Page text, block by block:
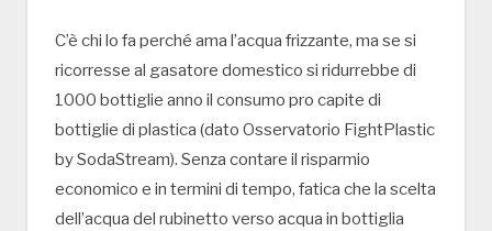
C’è chi lo fa perché ama l’acqua frizzante, ma se si
ricorresse al gasatore domestico si ridurrebbe di
1000 bottiglie anno il consumo pro capite di
bottiglie di plastica (dato Osservatorio FightPlastic
by SodaStream). Senza contare il risparmio
economico e in termini di tempo, fatica che la scelta
dell’acqua del rubinetto verso acqua in bottiglia